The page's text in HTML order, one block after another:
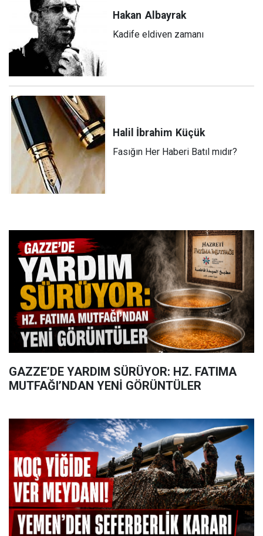
Hakan Albayrak
Kadife eldiven zamanı
Halil İbrahim Küçük
Fasığın Her Haberi Batıl mıdır?
GAZZE’DE YARDIM SÜRÜYOR: HZ. FATIMA
MUTFAĞI’NDAN YENİ GÖRÜNTÜLER